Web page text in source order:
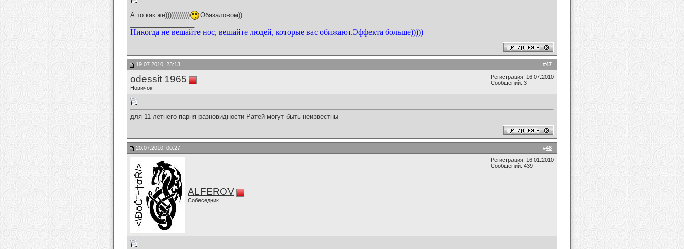
А то как же))))))))))))
Обязаловом))
Никогда не вешайте нос, вешайте людей, которые вас обижают.Эффекта больше)))))
#47
19.07.2010, 23:13
odessit 1965
Новичок
Регистрация: 16.07.2010
Сообщений: 3
для 11 летнего парня разновидности Ратей могут быть неизвестны
#48
20.07.2010, 00:27
ALFEROV
Собеседник
Регистрация: 16.01.2010
Сообщений: 439